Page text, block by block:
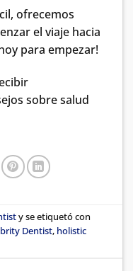
ofrecemos
el viaje hacia
para empezar!
sobre salud
y se etiquetó con
Dentist, holistic